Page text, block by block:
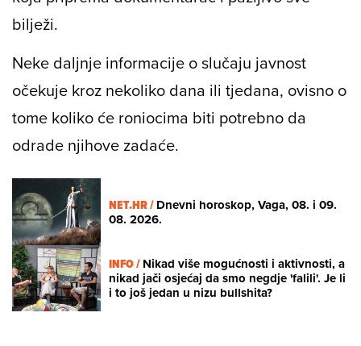
bilježi.
Neke daljnje informacije o slučaju javnost
očekuje kroz nekoliko dana ili tjedana, ovisno o
tome koliko će roniocima biti potrebno da
odrade njihove zadaće.
NET.HR /Dnevni horoskop, Vaga, 08. i 09.
08. 2026.
INFO /Nikad više mogućnosti i aktivnosti, a
nikad jači osjećaj da smo negdje 'falili'. Je li
i to još jedan u nizu bullshita?